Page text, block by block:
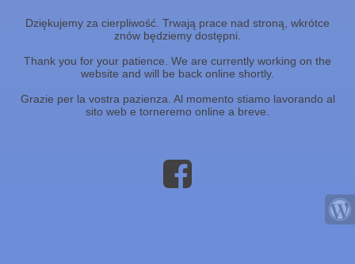
Dziękujemy za cierpliwość. Trwają prace nad stroną, wkrótce
znów będziemy dostępni.
Thank you for your patience. We are currently working on the
website and will be back online shortly.
Grazie per la vostra pazienza. Al momento stiamo lavorando al
sito web e torneremo online a breve.